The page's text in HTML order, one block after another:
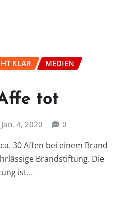
KLAR
MEDIEN
tot
Jan. 4, 2020 0
30 Affen bei einem Brand
Brandstiftung. Die
ist…